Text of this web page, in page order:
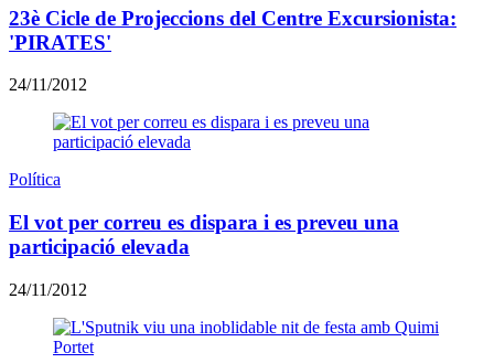
23è Cicle de Projeccions del Centre Excursionista:
'PIRATES'
24/11/2012
Política
El vot per correu es dispara i es preveu una
participació elevada
24/11/2012